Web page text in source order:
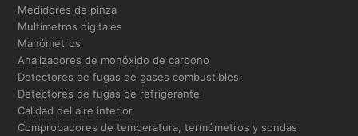
Medidores de pinza
Multímetros digitales
Manómetros
Analizadores de monóxido de carbono
Detectores de fugas de gases combustibles
Detectores de fugas de refrigerante
Calidad del aire interior
Comprobadores de temperatura, termómetros y sondas